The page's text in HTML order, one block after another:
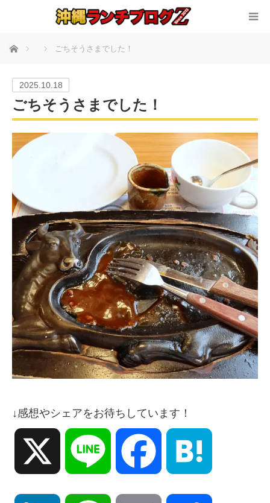
ホーム ごちそうさまでした！
2025.10.18
ごちそうさまでした！
↓感想やシェアをお待ちしています！
Line Facebook